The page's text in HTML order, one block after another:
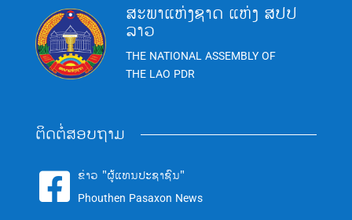
ສະພາແຫ່ງຊາດ ແຫ່ງ ສປປ
ລາວ
THE NATIONAL ASSEMBLY OF
THE LAO PDR
ຕິດຕໍ່ສອບຖາມ
 ຂ່າວ "ຜູ້ແທນປະຊາຊົນ"
Phouthen Pasaxon News